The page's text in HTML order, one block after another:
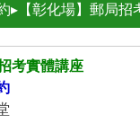
▸【彰化場】郵局招
考實體講座